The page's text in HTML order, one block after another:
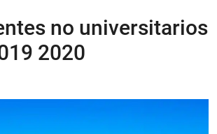
no universitarios
2020